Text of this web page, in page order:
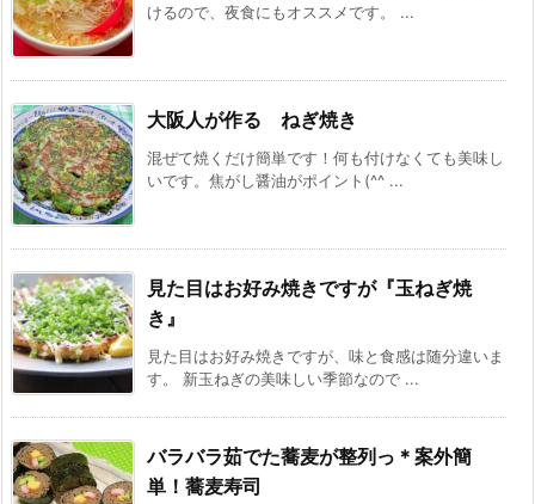
けるので、夜食にもオススメです。 ...
大阪人が作る ねぎ焼き
混ぜて焼くだけ簡単です！何も付けなくても美味し
いです。焦がし醤油がポイント(^^ ...
見た目はお好み焼きですが『玉ねぎ焼
き』
見た目はお好み焼きですが、味と食感は随分違いま
す。 新玉ねぎの美味しい季節なので ...
バラバラ茹でた蕎麦が整列っ＊案外簡
単！蕎麦寿司